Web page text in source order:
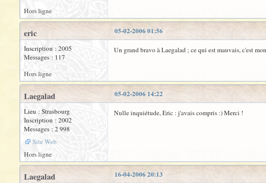
Hors ligne
05-02-2006 01:56
eric
Inscription : 2005
Messages : 117
Un grand bravo à Laegalad ; ce qui est mauvais, c'est
Hors ligne
05-02-2006 14:22
Laegalad
Lieu : Strasbourg
Inscription : 2002
Messages : 2 998
Site Web
Nulle inquiétude, Eric : j'avais compris :) Merci !
Hors ligne
16-04-2006 20:13
Laegalad